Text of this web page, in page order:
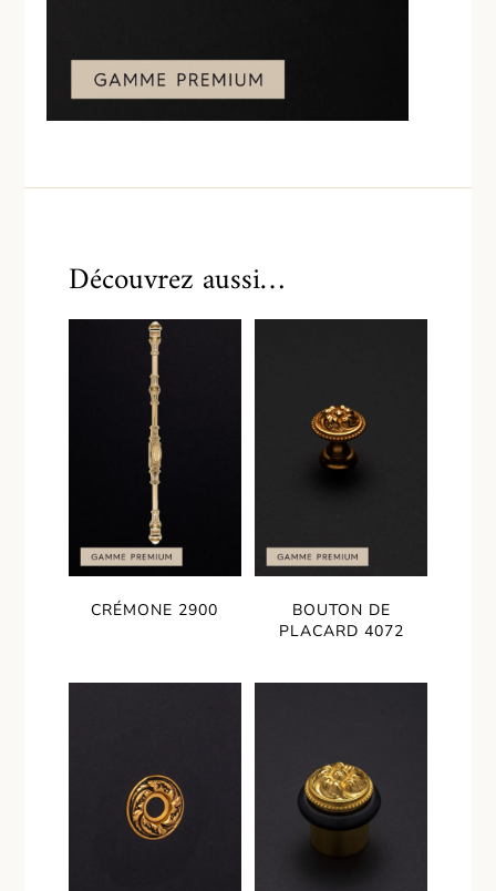
Découvrez aussi…
CRÉMONE 2900
BOUTON DE
PLACARD 4072